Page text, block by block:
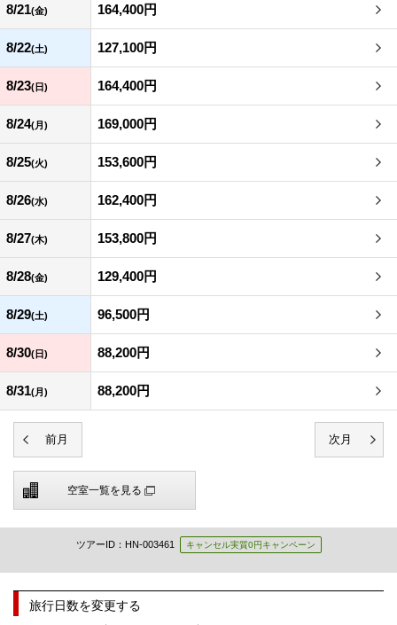
8/21(金) 164,400円
8/22(土) 127,100円
8/23(日) 164,400円
8/24(月) 169,000円
8/25(火) 153,600円
8/26(水) 162,400円
8/27(木) 153,800円
8/28(金) 129,400円
8/29(土) 96,500円
8/30(日) 88,200円
8/31(月) 88,200円
空室一覧を見る
ツアーID：HN-003461 キャンセル実質0円キャンペーン
旅行日数を変更する